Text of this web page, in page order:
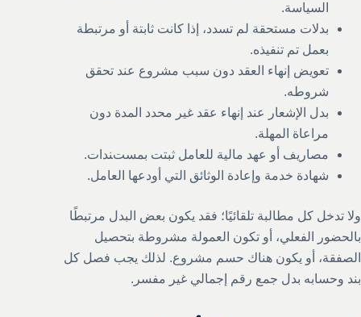
السياسة.
بدلات مستحقة لم تسدد، إذا كانت ثابتة أو مرتبطة
بعمل تم تنفيذه.
تعويض إنهاء العقد دون سبب مشروع عند تحقق
شروطه.
بدل الإشعار عند إنهاء عقد غير محدد المدة دون
مراعاة المهلة.
مصاريف أو عهد مالية للعامل ثبتت بمستندات.
شهادة خدمة وإعادة الوثائق التي أودعها العامل.
ولا تدخل كل مطالبة تلقائيًا؛ فقد يكون بعض البدل مرتبطًا
بالحضور الفعلي، أو تكون العمولة مشروطة بتحصيل
الصفقة، أو يكون هناك حسم مشروع. لذلك يجب فصل كل
بند وحسابه بدل جمع رقم إجمالي غير مفسر.